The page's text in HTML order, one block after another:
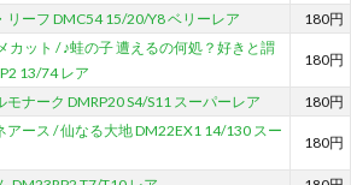
リーフ DMC54 15/20/Y8 ベリーレア 180円
カット / ♪蛙の子 遭えるの何処？好きと謂
13/74 レア
180円
モナーク DMRP20 S4/S11 スーパーレア 180円
アース / 仙なる大地 DM22EX1 14/130 スー
180円